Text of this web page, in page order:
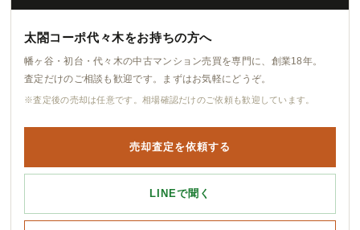
太閤コーポ代々木をお持ちの方へ
幡ヶ谷・初台・代々木の中古マンション売買を専門に、創業18年。
査定だけのご相談も歓迎です。まずはお気軽にどうぞ。
※査定後の売却は任意です。相場確認だけのご依頼も歓迎しています。
売却査定を依頼する
LINEで聞く